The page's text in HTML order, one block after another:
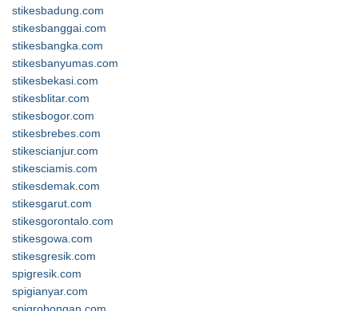
stikesbadung.com
stikesbanggai.com
stikesbangka.com
stikesbanyumas.com
stikesbekasi.com
stikesblitar.com
stikesbogor.com
stikesbrebes.com
stikescianjur.com
stikesciamis.com
stikesdemak.com
stikesgarut.com
stikesgorontalo.com
stikesgowa.com
stikesgresik.com
spigresik.com
spigianyar.com